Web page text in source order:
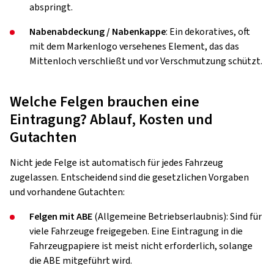
abspringt.
Nabenabdeckung / Nabenkappe: Ein dekoratives, oft
mit dem Markenlogo versehenes Element, das das
Mittenloch verschließt und vor Verschmutzung schützt.
Welche Felgen brauchen eine
Eintragung? Ablauf, Kosten und
Gutachten
Nicht jede Felge ist automatisch für jedes Fahrzeug
zugelassen. Entscheidend sind die gesetzlichen Vorgaben
und vorhandene Gutachten:
Felgen mit ABE(Allgemeine Betriebserlaubnis): Sind für
viele Fahrzeuge freigegeben. Eine Eintragung in die
Fahrzeugpapiere ist meist nicht erforderlich, solange
die ABE mitgeführt wird.